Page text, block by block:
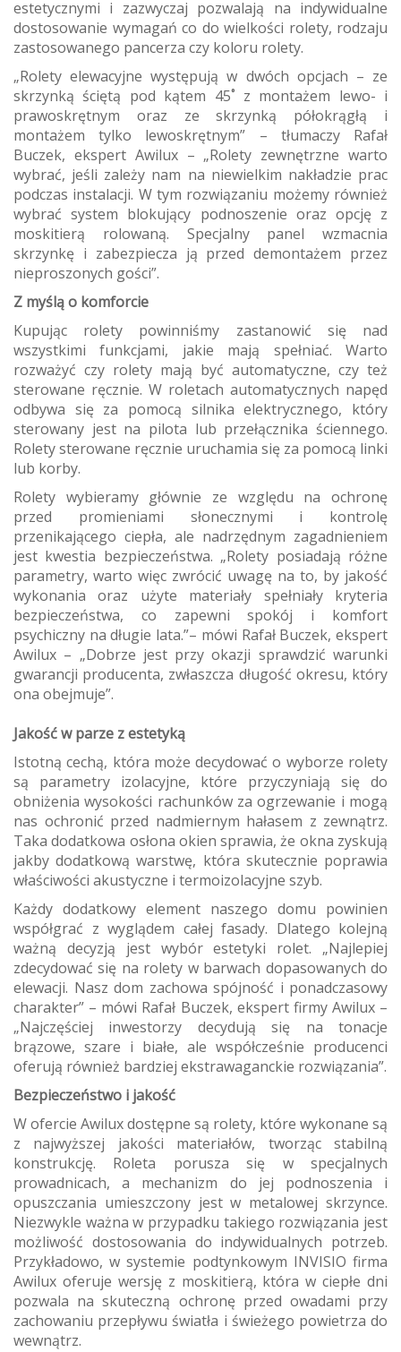
estetycznymi i zazwyczaj pozwalają na indywidualne
dostosowanie wymagań co do wielkości rolety, rodzaju
zastosowanego pancerza czy koloru rolety.
„Rolety elewacyjne występują w dwóch opcjach – ze
skrzynką ściętą pod kątem 45˚ z montażem lewo- i
prawoskrętnym oraz ze skrzynką półokrągłą i
montażem tylko lewoskrętnym” – tłumaczy Rafał
Buczek, ekspert Awilux – „Rolety zewnętrzne warto
wybrać, jeśli zależy nam na niewielkim nakładzie prac
podczas instalacji. W tym rozwiązaniu możemy również
wybrać system blokujący podnoszenie oraz opcję z
moskitierą rolowaną. Specjalny panel wzmacnia
skrzynkę i zabezpiecza ją przed demontażem przez
nieproszonych gości”.
Z myślą o komforcie
Kupując rolety powinniśmy zastanowić się nad
wszystkimi funkcjami, jakie mają spełniać. Warto
rozważyć czy rolety mają być automatyczne, czy też
sterowane ręcznie. W roletach automatycznych napęd
odbywa się za pomocą silnika elektrycznego, który
sterowany jest na pilota lub przełącznika ściennego.
Rolety sterowane ręcznie uruchamia się za pomocą linki
lub korby.
Rolety wybieramy głównie ze względu na ochronę
przed promieniami słonecznymi i kontrolę
przenikającego ciepła, ale nadrzędnym zagadnieniem
jest kwestia bezpieczeństwa. „Rolety posiadają różne
parametry, warto więc zwrócić uwagę na to, by jakość
wykonania oraz użyte materiały spełniały kryteria
bezpieczeństwa, co zapewni spokój i komfort
psychiczny na długie lata.”– mówi Rafał Buczek, ekspert
Awilux – „Dobrze jest przy okazji sprawdzić warunki
gwarancji producenta, zwłaszcza długość okresu, który
ona obejmuje”.
Jakość w parze z estetyką
Istotną cechą, która może decydować o wyborze rolety
są parametry izolacyjne, które przyczyniają się do
obniżenia wysokości rachunków za ogrzewanie i mogą
nas ochronić przed nadmiernym hałasem z zewnątrz.
Taka dodatkowa osłona okien sprawia, że okna zyskują
jakby dodatkową warstwę, która skutecznie poprawia
właściwości akustyczne i termoizolacyjne szyb.
Każdy dodatkowy element naszego domu powinien
współgrać z wyglądem całej fasady. Dlatego kolejną
ważną decyzją jest wybór estetyki rolet. „Najlepiej
zdecydować się na rolety w barwach dopasowanych do
elewacji. Nasz dom zachowa spójność i ponadczasowy
charakter” – mówi Rafał Buczek, ekspert firmy Awilux –
„Najczęściej inwestorzy decydują się na tonacje
brązowe, szare i białe, ale współcześnie producenci
oferują również bardziej ekstrawaganckie rozwiązania”.
Bezpieczeństwo i jakość
W ofercie Awilux dostępne są rolety, które wykonane są
z najwyższej jakości materiałów, tworząc stabilną
konstrukcję. Roleta porusza się w specjalnych
prowadnicach, a mechanizm do jej podnoszenia i
opuszczania umieszczony jest w metalowej skrzynce.
Niezwykle ważna w przypadku takiego rozwiązania jest
możliwość dostosowania do indywidualnych potrzeb.
Przykładowo, w systemie podtynkowym INVISIO firma
Awilux oferuje wersję z moskitierą, która w ciepłe dni
pozwala na skuteczną ochronę przed owadami przy
zachowaniu przepływu światła i świeżego powietrza do
wewnątrz.